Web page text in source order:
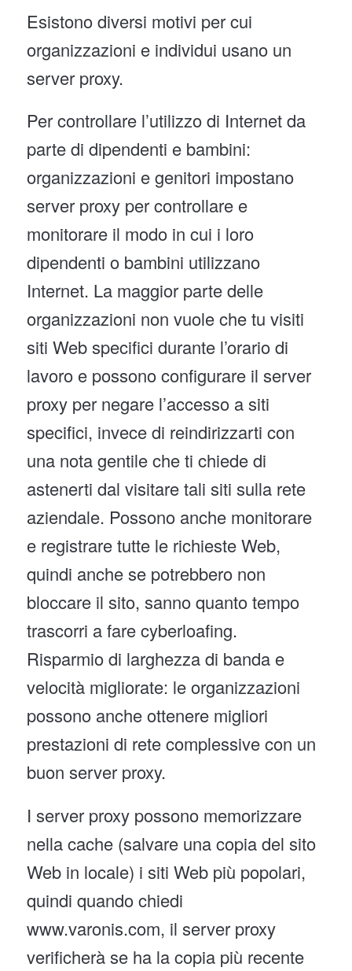
Esistono diversi motivi per cui
organizzazioni e individui usano un
server proxy.
Per controllare l’utilizzo di Internet da
parte di dipendenti e bambini:
organizzazioni e genitori impostano
server proxy per controllare e
monitorare il modo in cui i loro
dipendenti o bambini utilizzano
Internet. La maggior parte delle
organizzazioni non vuole che tu visiti
siti Web specifici durante l’orario di
lavoro e possono configurare il server
proxy per negare l’accesso a siti
specifici, invece di reindirizzarti con
una nota gentile che ti chiede di
astenerti dal visitare tali siti sulla rete
aziendale. Possono anche monitorare
e registrare tutte le richieste Web,
quindi anche se potrebbero non
bloccare il sito, sanno quanto tempo
trascorri a fare cyberloafing.
Risparmio di larghezza di banda e
velocità migliorate: le organizzazioni
possono anche ottenere migliori
prestazioni di rete complessive con un
buon server proxy.
I server proxy possono memorizzare
nella cache (salvare una copia del sito
Web in locale) i siti Web più popolari,
quindi quando chiedi
www.varonis.com, il server proxy
verificherà se ha la copia più recente